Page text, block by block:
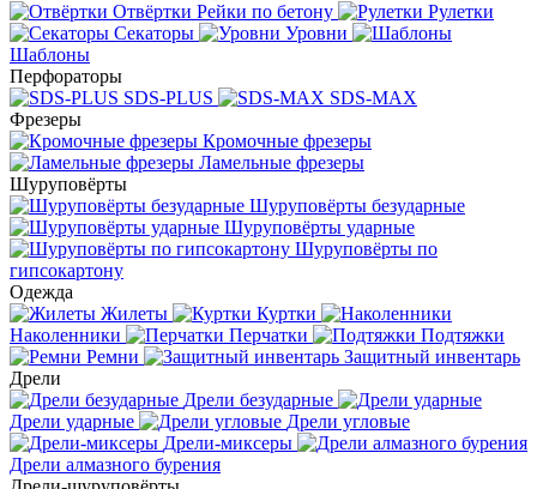
Отвёртки Рейки по бетону
Рулетки
Секаторы
Уровни
Шаблоны
Перфораторы
SDS-PLUS
SDS-MAX
Фрезеры
Кромочные фрезеры
Ламельные фрезеры
Шуруповёрты
Шуруповёрты безударные
Шуруповёрты ударные
Шуруповёрты по
гипсокартону
Одежда
Жилеты
Куртки
Наколенники
Перчатки
Подтяжки
Ремни
Защитный инвентарь
Дрели
Дрели безударные
Дрели ударные
Дрели угловые
Дрели-миксеры
Дрели алмазного бурения